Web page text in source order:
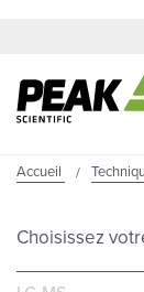
Accueil
Choisissez